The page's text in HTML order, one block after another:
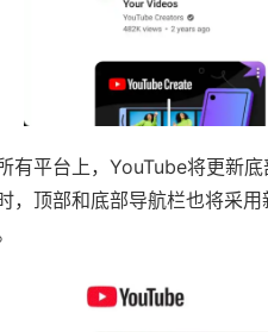
有平台上，YouTube将更新底
，顶部和底部导航栏也将采